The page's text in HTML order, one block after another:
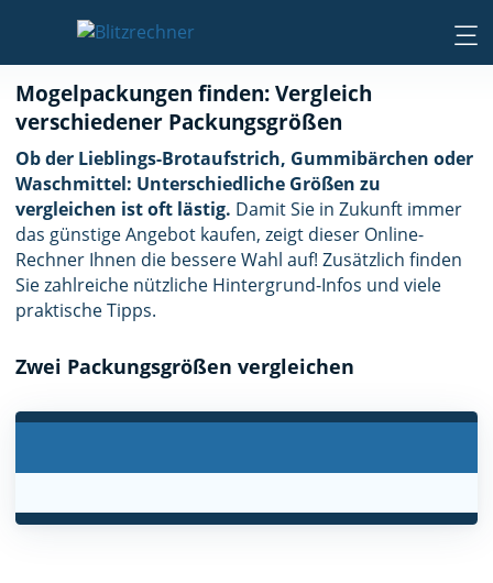
Mogelpackungen finden: Vergleich
verschiedener Packungsgrößen
Ob der Lieblings-Brotaufstrich, Gummibärchen oder
Waschmittel: Unterschiedliche Größen zu
vergleichen ist oft lästig. Damit Sie in Zukunft immer
das günstige Angebot kaufen, zeigt dieser Online-
Rechner Ihnen die bessere Wahl auf! Zusätzlich finden
Sie zahlreiche nützliche Hintergrund-Infos und viele
praktische Tipps.
Zwei Packungsgrößen vergleichen